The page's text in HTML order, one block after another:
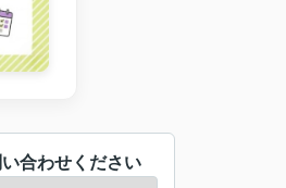
合わせください